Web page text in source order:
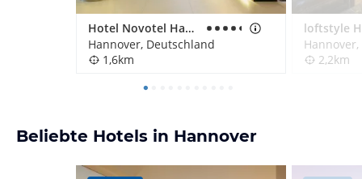
Hotel Novotel Hannover
Hannover, Deutschland
1,6km
2,2km
Beliebte Hotels in Hannover